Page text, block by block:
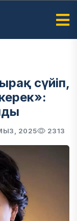
сүйіп,
керек»:
2025 2313